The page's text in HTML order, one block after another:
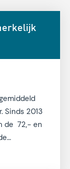
Sinds 2013
de 72,- en
de